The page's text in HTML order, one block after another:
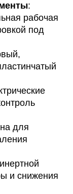
:
рабочая
под
для
и снижения